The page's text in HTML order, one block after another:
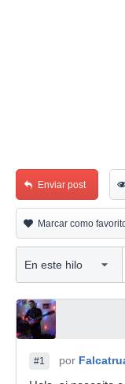
Enviar post
Marcar como
#1 por